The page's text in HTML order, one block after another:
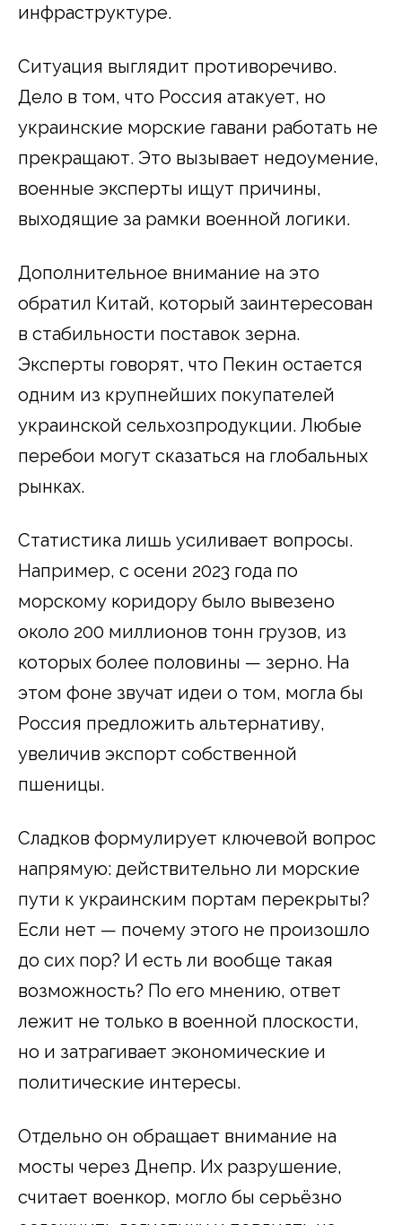
инфраструктуре.
Ситуация выглядит противоречиво.
Дело в том, что Россия атакует, но
украинские морские гавани работать не
прекращают. Это вызывает недоумение,
военные эксперты ищут причины,
выходящие за рамки военной логики.
Дополнительное внимание на это
обратил Китай, который заинтересован
в стабильности поставок зерна.
Эксперты говорят, что Пекин остается
одним из крупнейших покупателей
украинской сельхозпродукции. Любые
перебои могут сказаться на глобальных
рынках.
Статистика лишь усиливает вопросы.
Например, с осени 2023 года по
морскому коридору было вывезено
около 200 миллионов тонн грузов, из
которых более половины — зерно. На
этом фоне звучат идеи о том, могла бы
Россия предложить альтернативу,
увеличив экспорт собственной
пшеницы.
Сладков формулирует ключевой вопрос
напрямую: действительно ли морские
пути к украинским портам перекрыты?
Если нет — почему этого не произошло
до сих пор? И есть ли вообще такая
возможность? По его мнению, ответ
лежит не только в военной плоскости,
но и затрагивает экономические и
политические интересы.
Отдельно он обращает внимание на
мосты через Днепр. Их разрушение,
считает военкор, могло бы серьёзно